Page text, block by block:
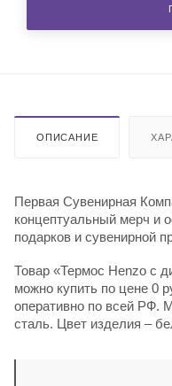
ОПИСАНИЕ
Первая Сувенирная
концептуальный мерч и
подарков и сувенирной
Товар «Термос Henzo с
можно купить по цене 0
оперативно по всей РФ.
сталь. Цвет изделия –